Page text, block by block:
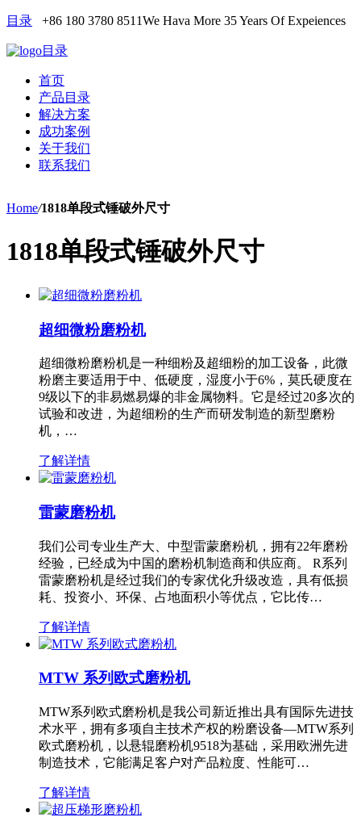
目录 +86 180 3780 8511We Hava More 35 Years Of Expeiences
目录
首页
产品目录
解决方案
成功案例
关于我们
联系我们
Home/1818单段式锤破外尺寸
1818单段式锤破外尺寸
超细微粉磨粉机
超细微粉磨粉机是一种细粉及超细粉的加工设备，此微
粉磨主要适用于中、低硬度，湿度小于6%，莫氏硬度在
9级以下的非易燃易爆的非金属物料。它是经过20多次的
试验和改进，为超细粉的生产而研发制造的新型磨粉
机，…
了解详情
雷蒙磨粉机
我们公司专业生产大、中型雷蒙磨粉机，拥有22年磨粉
经验，已经成为中国的磨粉机制造商和供应商。 R系列
雷蒙磨粉机是经过我们的专家优化升级改造，具有低损
耗、投资小、环保、占地面积小等优点，它比传…
了解详情
MTW 系列欧式磨粉机
MTW系列欧式磨粉机是我公司新近推出具有国际先进技
术水平，拥有多项自主技术产权的粉磨设备—MTW系列
欧式磨粉机，以悬辊磨粉机9518为基础，采用欧洲先进
制造技术，它能满足客户对产品粒度、性能可…
了解详情